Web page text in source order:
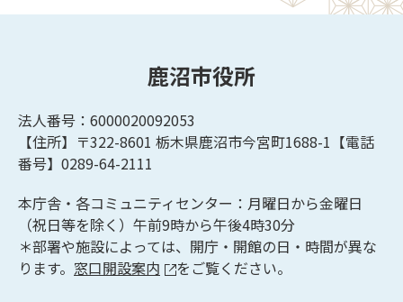
鹿沼市役所
法人番号：6000020092053
【住所】〒322-8601 栃木県鹿沼市今宮町1688-1【電話
番号】0289-64-2111
本庁舎・各コミュニティセンター：月曜日から金曜日
（祝日等を除く）午前9時から午後4時30分
＊部署や施設によっては、開庁・開館の日・時間が異な
ります。 窓口開設案内 をご覧ください。